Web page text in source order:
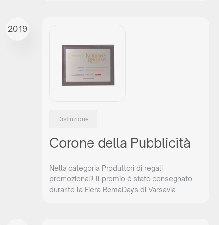
2019
Distinzione
Corone della Pubblicità
Nella categoria Produttori di regali
promozionali! Il premio è stato consegnato
durante la Fiera RemaDays di Varsavia